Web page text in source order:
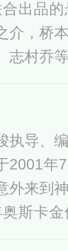
出品
介，桥
志村乔
而引起
对方是
执导、
2001年
外来到
斯卡